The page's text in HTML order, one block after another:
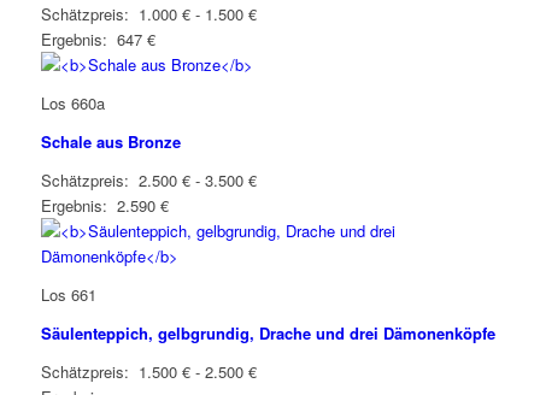
Schätzpreis: 1.000 € - 1.500 €
Ergebnis: 647 €
Los 660a
Schale aus Bronze
Schätzpreis: 2.500 € - 3.500 €
Ergebnis: 2.590 €
Los 661
Säulenteppich, gelbgrundig, Drache und drei Dämonenköpfe
Schätzpreis: 1.500 € - 2.500 €